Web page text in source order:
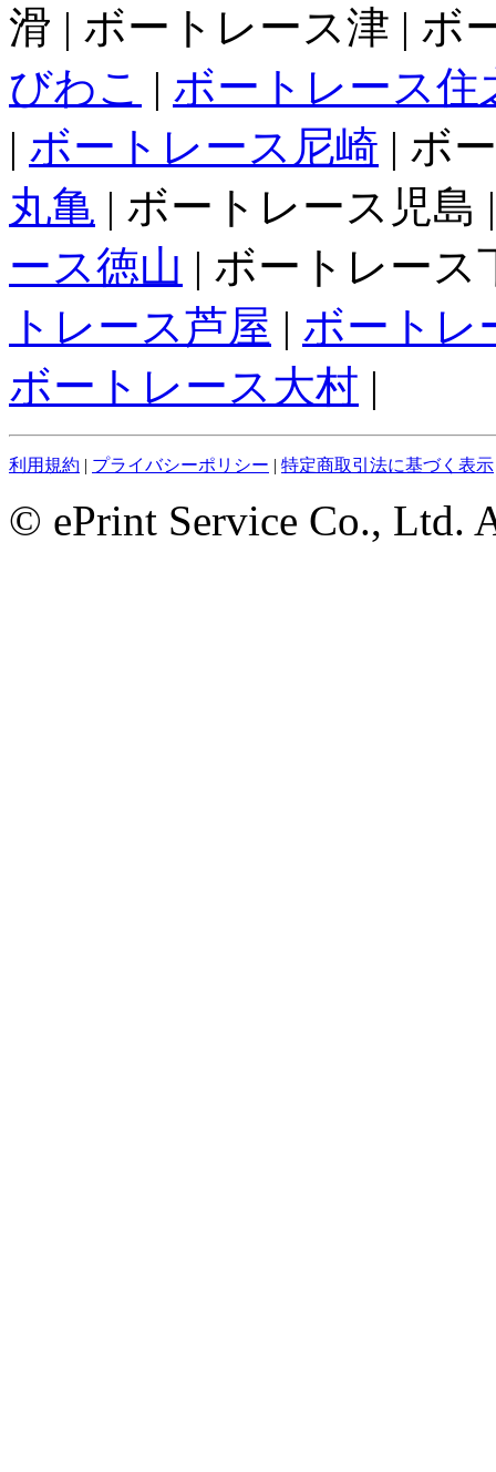
滑 | ボートレース津 | ボ
びわこ | ボートレース住
| ボートレース尼崎 | ボ
丸亀 | ボートレース児島
ース徳山 | ボートレー
トレース芦屋 | ボートレ
ボートレース大村 |
利用規約 | プライバシーポリシー | 特定商取引法に基づく表示
© ePrint Service Co., Ltd.